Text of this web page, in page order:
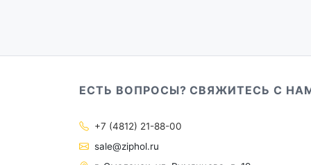
ЕСТЬ ВОПРОСЫ? СВЯЖИТЕСЬ С
+7 (4812) 21-88-00
sale@ziphol.ru